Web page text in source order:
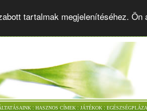
tartalmak megjelenítéséhez.
: HASZNOS CÍMEK : JÁTÉKOK : EGÉSZSÉGPLÁZA